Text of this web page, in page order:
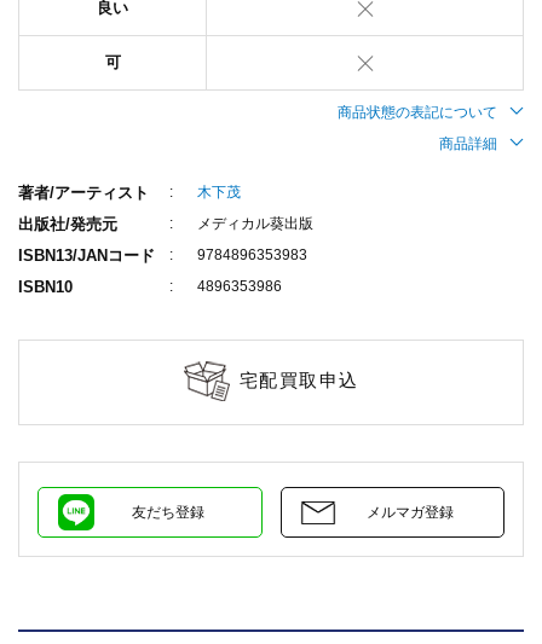
良い
可
商品状態の表記について
商品詳細
著者/アーティスト 木下茂
出版社/発売元 メディカル葵出版
ISBN13/JANコード 9784896353983
ISBN10 4896353986
宅配買取申込
友だち登録 メルマガ登録